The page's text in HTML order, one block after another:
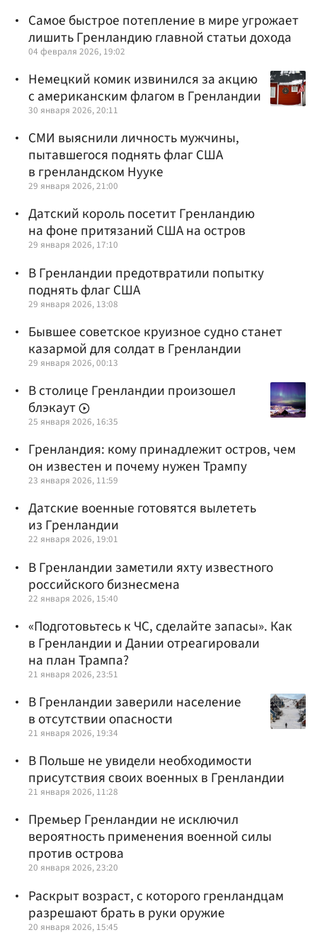
Самое быстрое потепление в мире угрожает
лишить Гренландию главной статьи дохода
04 февраля 2026, 19:02
Немецкий комик извинился за акцию
с американским флагом в Гренландии
30 января 2026, 20:11
СМИ выяснили личность мужчины,
пытавшегося поднять флаг США
в гренландском Нууке
29 января 2026, 21:00
Датский король посетит Гренландию
на фоне притязаний США на остров
29 января 2026, 17:10
В Гренландии предотвратили попытку
поднять флаг США
29 января 2026, 13:08
Бывшее советское круизное судно станет
казармой для солдат в Гренландии
29 января 2026, 00:13
В столице Гренландии произошел
блэкаут
25 января 2026, 16:35
Гренландия: кому принадлежит остров, чем
он известен и почему нужен Трампу
23 января 2026, 11:59
Датские военные готовятся вылететь
из Гренландии
22 января 2026, 19:01
В Гренландии заметили яхту известного
российского бизнесмена
22 января 2026, 15:40
«Подготовьтесь к ЧС, сделайте запасы». Как
в Гренландии и Дании отреагировали
на план Трампа?
21 января 2026, 23:51
В Гренландии заверили население
в отсутствии опасности
21 января 2026, 19:34
В Польше не увидели необходимости
присутствия своих военных в Гренландии
21 января 2026, 11:28
Премьер Гренландии не исключил
вероятность применения военной силы
против острова
20 января 2026, 23:20
Раскрыт возраст, с которого гренландцам
разрешают брать в руки оружие
20 января 2026, 15:45